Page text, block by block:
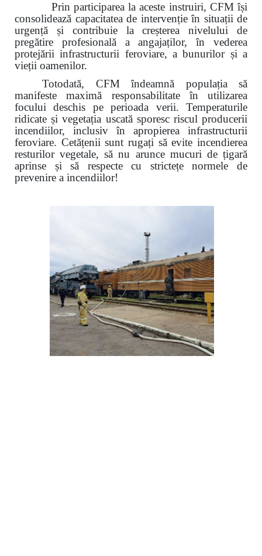
Prin participarea la aceste instruiri, CFM își
consolidează capacitatea de intervenție în situații de
urgență și contribuie la creșterea nivelului de
pregătire profesională a angajaților, în vederea
protejării infrastructurii feroviare, a bunurilor și a
vieții oamenilor.
Totodată, CFM îndeamnă populația să
manifeste maximă responsabilitate în utilizarea
focului deschis pe perioada verii. Temperaturile
ridicate și vegetația uscată sporesc riscul producerii
incendiilor, inclusiv în apropierea infrastructurii
feroviare. Cetățenii sunt rugați să evite incendierea
resturilor vegetale, să nu arunce mucuri de țigară
aprinse și să respecte cu strictețe normele de
prevenire a incendiilor!